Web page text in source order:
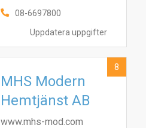
Uppdatera uppgifter
08-6697800
MHS Modern
Hemtjänst AB
www.mhs-mod.com
8